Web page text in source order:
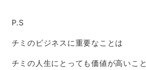
P.S
チミのビジネスに重要なことは
チミの人生にとっても価値が高いこと